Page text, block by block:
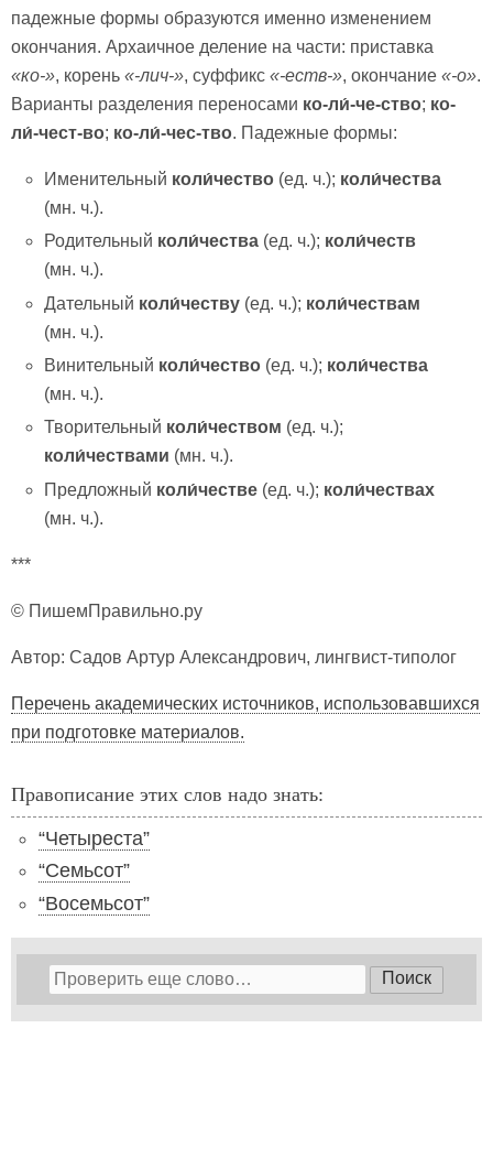
падежные формы образуются именно изменением
окончания. Архаичное деление на части: приставка
«ко-», корень «-лич-», суффикс «-еств-», окончание «-о».
Варианты разделения переносами ко-ли́-че-ство; ко-
ли́-чест-во; ко-ли́-чес-тво. Падежные формы:
Именительный коли́чество (ед. ч.); коли́чества
(мн. ч.).
Родительный коли́чества (ед. ч.); коли́честв
(мн. ч.).
Дательный коли́честву (ед. ч.); коли́чествам
(мн. ч.).
Винительный коли́чество (ед. ч.); коли́чества
(мн. ч.).
Творительный коли́чеством (ед. ч.);
коли́чествами (мн. ч.).
Предложный коли́честве (ед. ч.); коли́чествах
(мн. ч.).
***
© ПишемПравильно.ру
Автор: Садов Артур Александрович, лингвист-типолог
Перечень академических источников, использовавшихся
при подготовке материалов.
Правописание этих слов надо знать:
“Четыреста”
“Семьсот”
“Восемьсот”